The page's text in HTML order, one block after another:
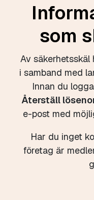
som
Av säkerhetsskäl
i samband med
Innan du
Återställ
e-post med
Har du inget
företag är